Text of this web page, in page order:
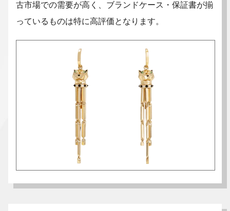
古市場での需要が高く、ブランドケース・保証書が揃
っているものは特に高評価となります。